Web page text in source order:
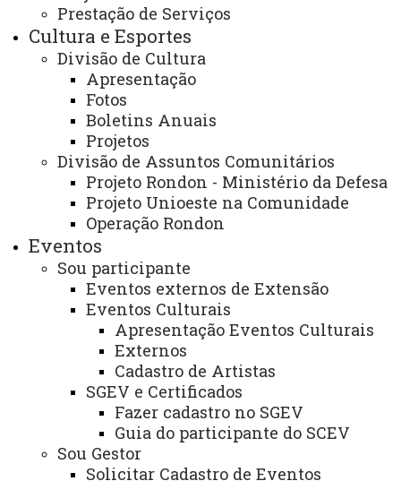
Prestação de Serviços
Cultura e Esportes
Divisão de Cultura
Apresentação
Fotos
Boletins Anuais
Projetos
Divisão de Assuntos Comunitários
Projeto Rondon - Ministério da Defesa
Projeto Unioeste na Comunidade
Operação Rondon
Eventos
Sou participante
Eventos externos de Extensão
Eventos Culturais
Apresentação Eventos Culturais
Externos
Cadastro de Artistas
SGEV e Certificados
Fazer cadastro no SGEV
Guia do participante do SCEV
Sou Gestor
Solicitar Cadastro de Eventos
EDITAL Nº 08/2026 – UNATI/FRANCISCO BELTRÃO
- RELAÇÃO DE INSCRITOS E ORDEM DE
ENTREVISTA REFERENTE AO PROCESSO DE
SELEÇÃO DE BOLSISTAS
EDITAL Nº 005/2026 - NUMAPE-
UNIOESTE/CASCAVEL - SELEÇÃO DE BOLSISTA
ESTUDANTE DE GRADUAÇÃO EM PEDAGOGIA
EDITAL Nº 07/2026 – UNATI/FRANCISCO BELTRÃO
- RETIFICAÇÃO DO EDITAL Nº 01/2026 DO
PROCESSO DE SELEÇÃO DE BOLSISTAS
EDITAL N° 009/2026 - PROEX - HOMOLOGAÇÃO
DAS INSCRIÇÕES DO PROCESSO DE SELEÇÃO DE
BOLSISTAS PARA ATUAÇÃO NO PROJETO DE
EXTENSÃO PLATAFORMA DE GOVERNANÇA DE
EDITAL N° 008/2026 - PROEX - RETIFICAÇÃO DO